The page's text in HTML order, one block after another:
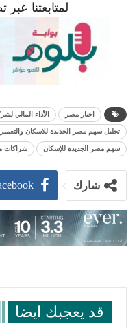
لمتابعتنا
اخبار مصر الأداء المالي
تحليل سهم مصر الجديدة للاسكان والتعمير
سهم مصر الجديدة للإسكان شراكات
شارك
قد يعجبك ايضا